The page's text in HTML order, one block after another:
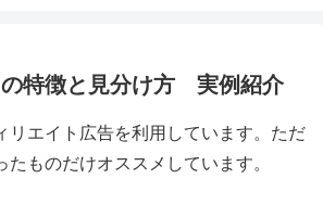
特徴と見分け方 実例紹介
エイト広告を利用しています。ただ
たものだけオススメしています。